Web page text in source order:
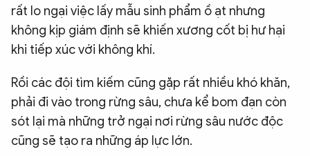
rất lo ngại việc lấy mẫu sinh phẩm ồ ạt nhưng
không kịp giám định sẽ khiến xương cốt bị hư hại
khi tiếp xúc với không khí.
Rồi các đội tìm kiếm cũng gặp rất nhiều khó khăn,
phải đi vào trong rừng sâu, chưa kể bom đạn còn
sót lại mà những trở ngại nơi rừng sâu nước độc
cũng sẽ tạo ra những áp lực lớn.